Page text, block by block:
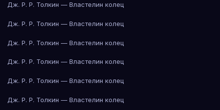
Дж. Р. Р. Толкин — Властелин колец
Дж. Р. Р. Толкин — Властелин колец
Дж. Р. Р. Толкин — Властелин колец
Дж. Р. Р. Толкин — Властелин колец
Дж. Р. Р. Толкин — Властелин колец
Дж. Р. Р. Толкин — Властелин колец